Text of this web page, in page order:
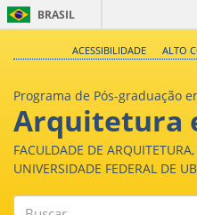
BRASIL
ACESSIBILIDADE ALTO
Programa de Pós-graduação
Arquitetura
FACULDADE DE
UNIVERSIDADE FEDERAL DE